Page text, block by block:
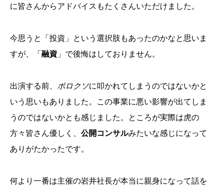
に皆さんからアドバイスもたくさんいただけました。
今思うと「投資」という選択肢もあったのかなと思いま
すが、「融資」で後悔はしておりません。
出演する前、 ボロクソに叩かれてしまうのではないかと
いう思いもありました。この事業に悪い影響が出てしま
うのではないかとも感じました。ところが実際は虎の
方々皆さん優しく、 公開コンサルみたいな感じになって
ありがたかったです。
何より一番は主催の岩井社長が本当に親身になって話を